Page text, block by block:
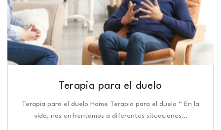
Terapia para el duelo
Terapia para el duelo Home Terapia para el duelo “ En la
vida, nos enfrentamos a diferentes situaciones…